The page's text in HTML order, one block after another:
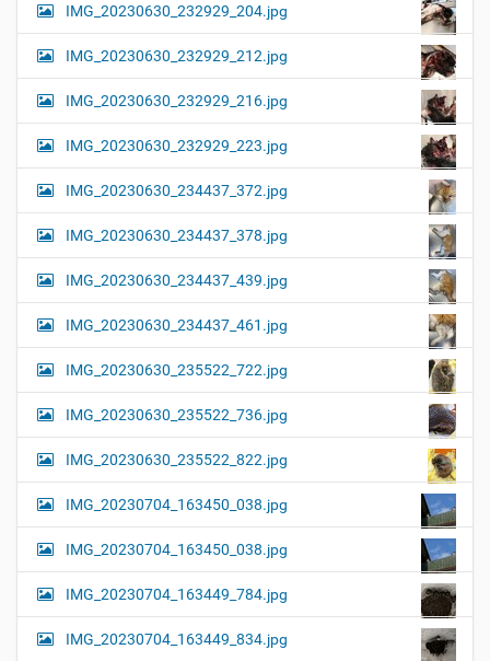
IMG_20230630_232929_204.jpg
IMG_20230630_232929_212.jpg
IMG_20230630_232929_216.jpg
IMG_20230630_232929_223.jpg
IMG_20230630_234437_372.jpg
IMG_20230630_234437_378.jpg
IMG_20230630_234437_439.jpg
IMG_20230630_234437_461.jpg
IMG_20230630_235522_722.jpg
IMG_20230630_235522_736.jpg
IMG_20230630_235522_822.jpg
IMG_20230704_163450_038.jpg
IMG_20230704_163450_038.jpg
IMG_20230704_163449_784.jpg
IMG_20230704_163449_834.jpg